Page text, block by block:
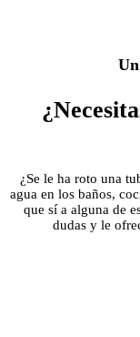
¿Se le ha roto una
agua en los baños,
que sí a alguna de
dudas y le